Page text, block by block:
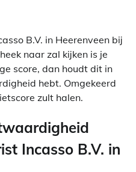
B.V. in Heerenveen bij
naar zal kijken is je
score, dan houdt dit in
hebt. Omgekeerd
zult halen.
Incasso B.V. in